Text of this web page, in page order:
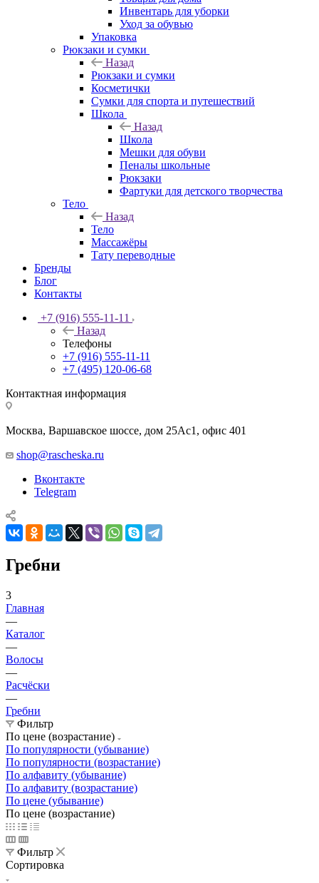
Инвентарь для уборки
Уход за обувью
Упаковка
Рюкзаки и сумки
Назад
Рюкзаки и сумки
Косметички
Сумки для спорта и путешествий
Школа
Назад
Школа
Мешки для обуви
Пеналы школьные
Рюкзаки
Фартуки для детского творчества
Тело
Назад
Тело
Массажёры
Тату переводные
Бренды
Блог
Контакты
+7 (916) 555-11-11
Назад
Телефоны
+7 (916) 555-11-11
+7 (495) 120-06-68
Контактная информация
Москва, Варшавское шоссе, дом 25Аc1, офис 401
shop@rascheska.ru
Вконтакте
Telegram
Гребни
3
Главная
—
Каталог
—
Волосы
—
Расчёски
—
Гребни
Фильтр
По цене (возрастание)
По популярности (убывание)
По популярности (возрастание)
По алфавиту (убывание)
По алфавиту (возрастание)
По цене (убывание)
По цене (возрастание)
Фильтр
Сортировка